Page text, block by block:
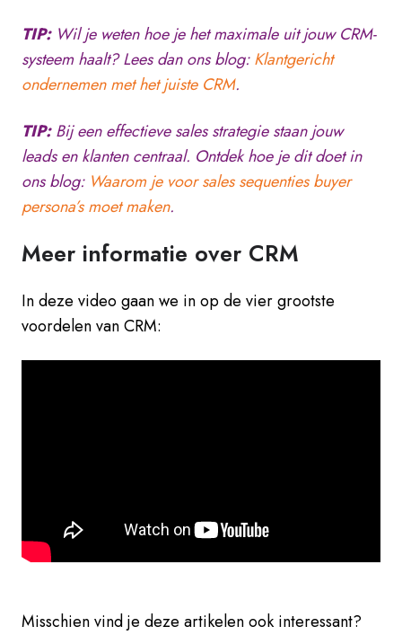
TIP:Wil je weten hoe je het maximale uit jouw CRM-
systeem haalt? Lees dan ons blog:Klantgericht
ondernemen met het juiste CRM.
TIP:Bij een effectieve sales strategie staan jouw
leads en klanten centraal. Ontdek hoe je dit doet in
ons blog: Waarom je voor sales sequenties buyer
persona’s moet maken.
Meer informatie over CRM
In deze video gaan we in op de vier grootste
voordelen van CRM:
Misschien vind je deze artikelen ook interessant?